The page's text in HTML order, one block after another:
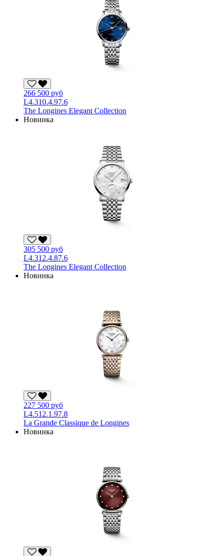
266 500 руб
L4.310.4.97.6
The Longines Elegant Collection
Новинка
305 500 руб
L4.312.4.87.6
The Longines Elegant Collection
Новинка
227 500 руб
L4.512.1.97.8
La Grande Classique de Longines
Новинка